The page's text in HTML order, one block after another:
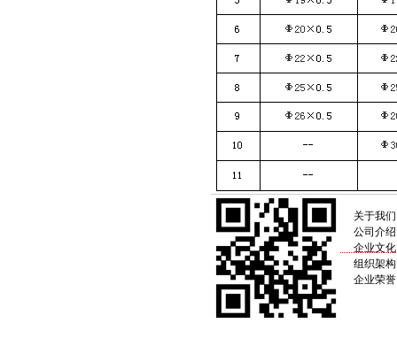
关于我们
公司介绍
企业文化
组织架构
企业荣誉